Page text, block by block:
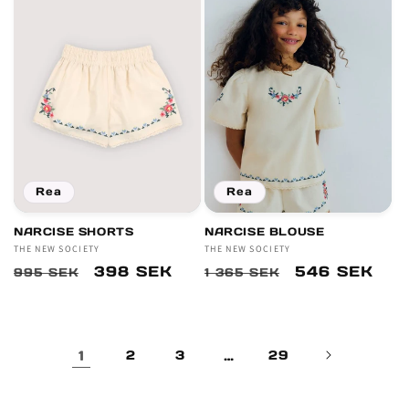
Rea
NARCISE SHORTS
Säljare:
THE NEW SOCIETY
Ordinarie
995 SEK Försäljningspris
398 SEK
Rea
NARCISE BLOUSE
Säljare:
THE NEW SOCIETY
Ordinarie
1 365 SEK 546 SEK
1 2 3 … 29